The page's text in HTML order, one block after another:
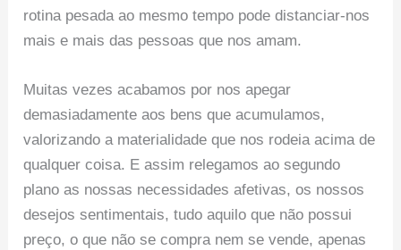
rotina pesada ao mesmo tempo pode distanciar-nos
mais e mais das pessoas que nos amam.
Muitas vezes acabamos por nos apegar
demasiadamente aos bens que acumulamos,
valorizando a materialidade que nos rodeia acima de
qualquer coisa. E assim relegamos ao segundo
plano as nossas necessidades afetivas, os nossos
desejos sentimentais, tudo aquilo que não possui
preço, o que não se compra nem se vende, apenas